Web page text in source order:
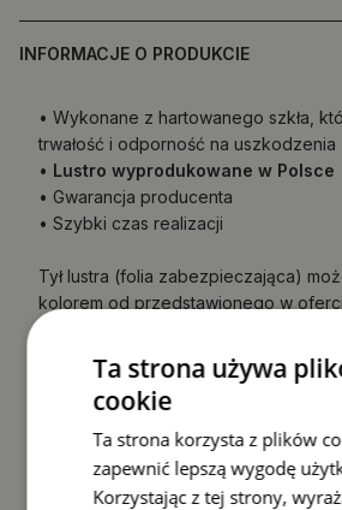
INFORMACJE O PRODUKCIE
• Wykonane z hartowanego szkła,
trwałość i odporność na uszkodzenia
• Lustro wyprodukowane w Polsce
• Gwarancja producenta
• Szybki czas realizacji
Tył lustra (folia zabezpieczająca)
kolorem od przedstawionego w
reklamacji.Ta strona używa
cookie
Ta strona korzysta z plików
zapewnić lepszą wygodę
Korzystając z tej strony,